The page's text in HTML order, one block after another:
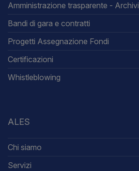
Amministrazione trasparente -
Bandi di gara e contratti
Progetti Assegnazione Fondi
Certificazioni
Whistleblowing
ALES
Chi siamo
Servizi